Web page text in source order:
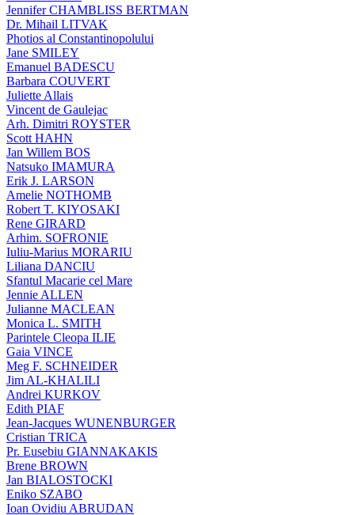
Jennifer CHAMBLISS BERTMAN
Dr. Mihail LITVAK
Photios al Constantinopolului
Jane SMILEY
Emanuel BADESCU
Barbara COUVERT
Juliette Allais
Vincent de Gaulejac
Arh. Dimitri ROYSTER
Scott HAHN
Jan Willem BOS
Natsuko IMAMURA
Erik J. LARSON
Amelie NOTHOMB
Robert T. KIYOSAKI
Rene GIRARD
Arhim. SOFRONIE
Iuliu-Marius MORARIU
Liliana DANCIU
Sfantul Macarie cel Mare
Jennie ALLEN
Julianne MACLEAN
Monica L. SMITH
Parintele Cleopa ILIE
Gaia VINCE
Meg F. SCHNEIDER
Jim AL-KHALILI
Andrei KURKOV
Edith PIAF
Jean-Jacques WUNENBURGER
Cristian TRICA
Pr. Eusebiu GIANNAKAKIS
Brene BROWN
Jan BIALOSTOCKI
Eniko SZABO
Ioan Ovidiu ABRUDAN